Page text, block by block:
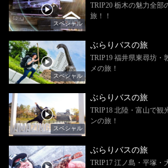
スペシャル
TRIP20 栃木の魅力全部
旅！！
スペシャル
ぶらりバスの旅
TRIP19 福井県東尋坊・
メの旅！
スペシャル
ぶらりバスの旅
TRIP18 北陸・富山で観
ンの旅！
ぶらりバスの旅
TRIP17 江ノ島・平塚・